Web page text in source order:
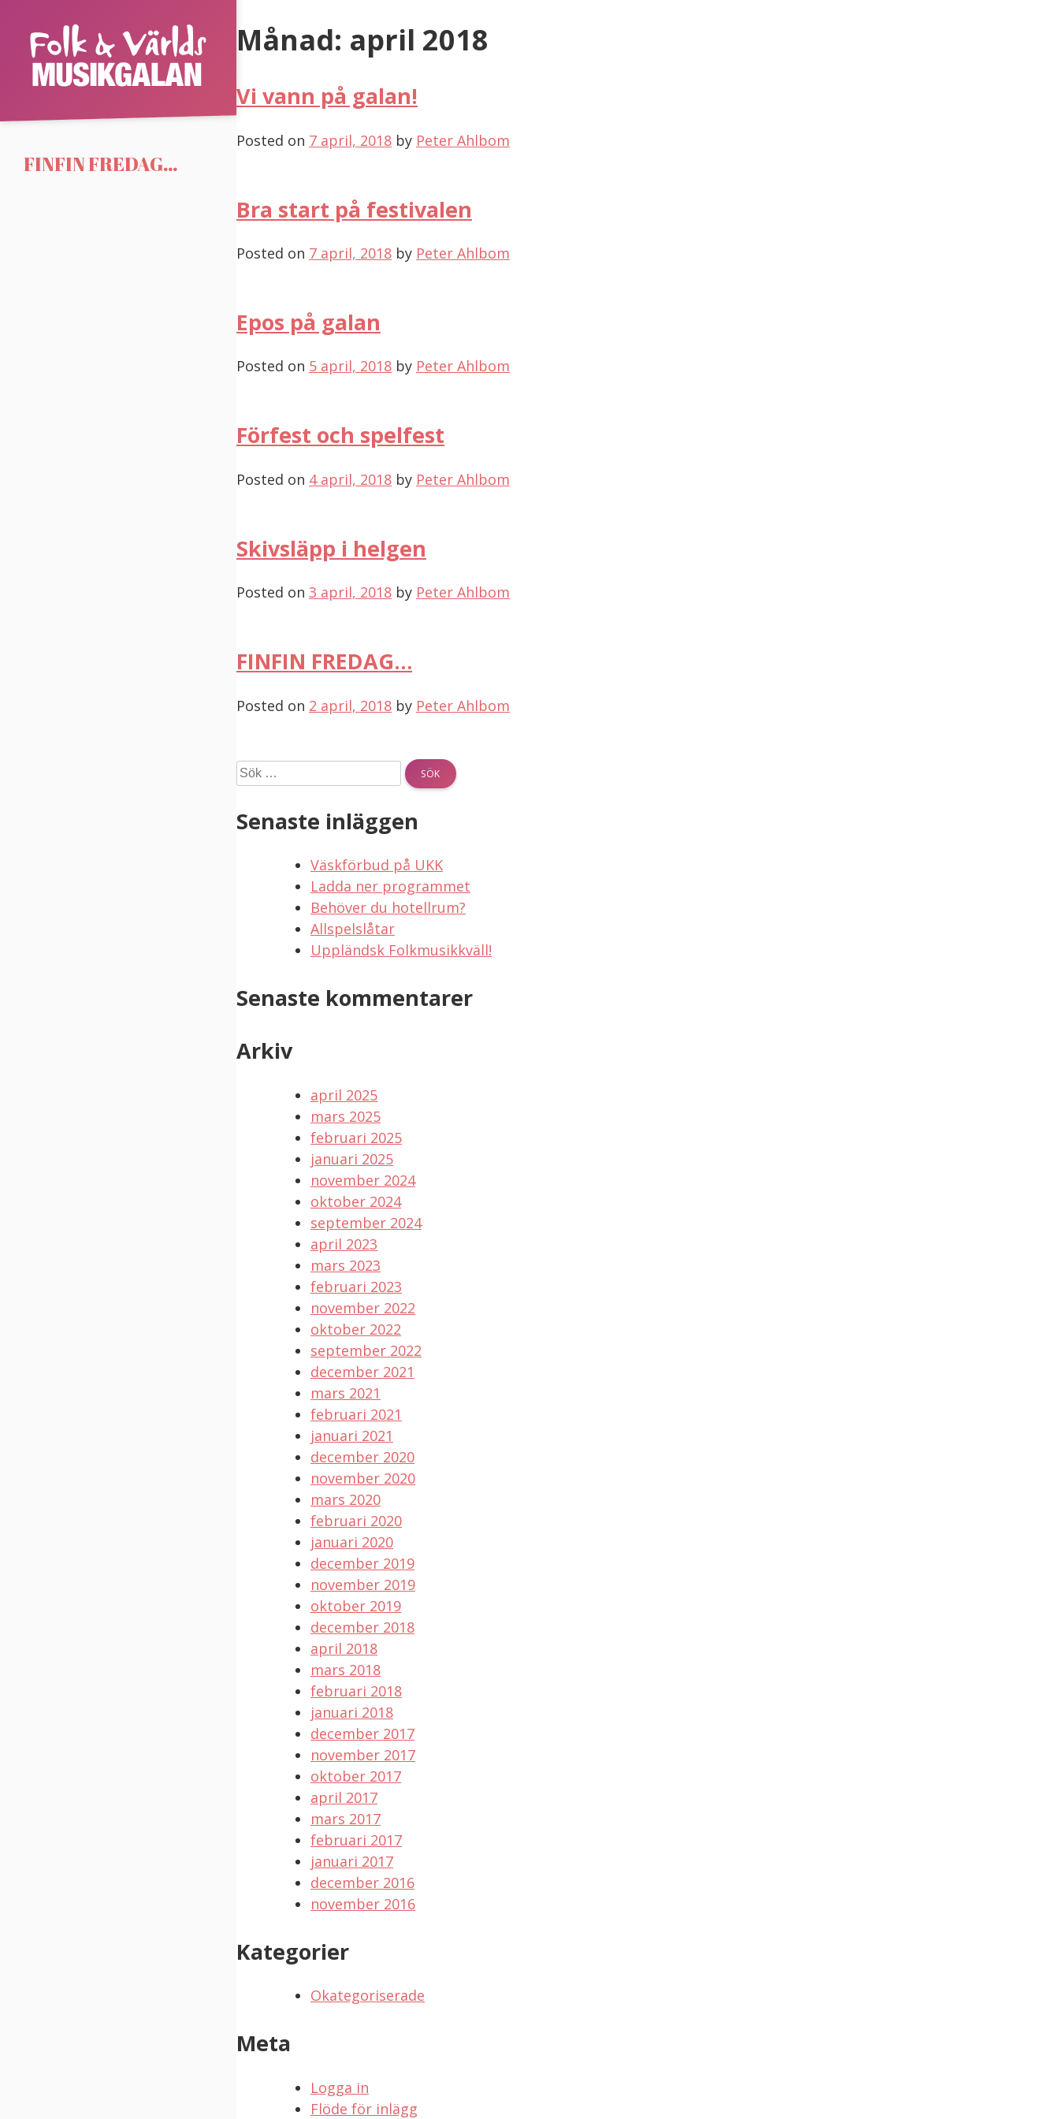
contentFolk
&
Världsmusikgalan
FINFIN FREDAG…
Månad: april 2018
Vi vann på galan!
Posted on 7 april, 2018 by Peter Ahlbom
Bra start på festivalen
Posted on 7 april, 2018 by Peter Ahlbom
Epos på galan
Posted on 5 april, 2018 by Peter Ahlbom
Förfest och spelfest
Posted on 4 april, 2018 by Peter Ahlbom
Skivsläpp i helgen
Posted on 3 april, 2018 by Peter Ahlbom
FINFIN FREDAG…
Posted on 2 april, 2018 by Peter Ahlbom
Sök
efter:
Senaste inläggen
Väskförbud på UKK
Ladda ner programmet
Behöver du hotellrum?
Allspelslåtar
Uppländsk Folkmusikkväll!
Senaste kommentarer
Arkiv
april 2025
mars 2025
februari 2025
januari 2025
november 2024
oktober 2024
september 2024
april 2023
mars 2023
februari 2023
november 2022
oktober 2022
september 2022
december 2021
mars 2021
februari 2021
januari 2021
december 2020
november 2020
mars 2020
februari 2020
januari 2020
december 2019
november 2019
oktober 2019
december 2018
april 2018
mars 2018
februari 2018
januari 2018
december 2017
november 2017
oktober 2017
april 2017
mars 2017
februari 2017
januari 2017
december 2016
november 2016
Kategorier
Okategoriserade
Meta
Logga in
Flöde för inlägg